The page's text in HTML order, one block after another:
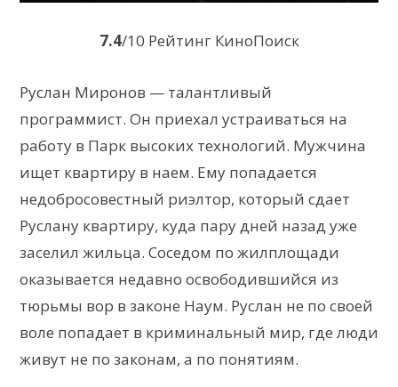
7.4/10 Рейтинг КиноПоиск
Руслан Миронов — талантливый
программист. Он приехал устраиваться на
работу в Парк высоких технологий. Мужчина
ищет квартиру в наем. Ему попадается
недобросовестный риэлтор, который сдает
Руслану квартиру, куда пару дней назад уже
заселил жильца. Соседом по жилплощади
оказывается недавно освободившийся из
тюрьмы вор в законе Наум. Руслан не по своей
воле попадает в криминальный мир, где люди
живут не по законам, а по понятиям.